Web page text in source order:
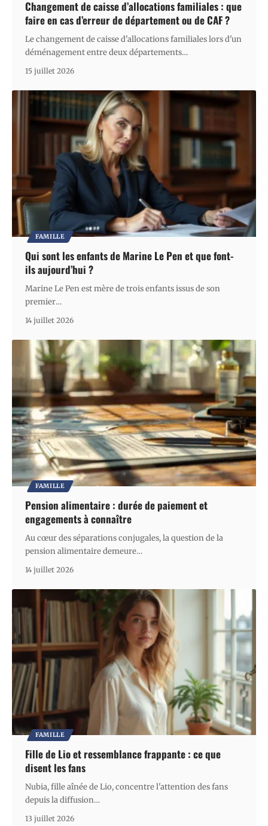
Changement de caisse d’allocations familiales : que
faire en cas d’erreur de département ou de CAF ?
Le changement de caisse d'allocations familiales lors d'un
déménagement entre deux départements…
15 juillet 2026
FAMILLE
Qui sont les enfants de Marine Le Pen et que font-
ils aujourd’hui ?
Marine Le Pen est mère de trois enfants issus de son
premier…
14 juillet 2026
FAMILLE
Pension alimentaire : durée de paiement et
engagements à connaître
Au cœur des séparations conjugales, la question de la
pension alimentaire demeure…
14 juillet 2026
FAMILLE
Fille de Lio et ressemblance frappante : ce que
disent les fans
Nubia, fille aînée de Lio, concentre l'attention des fans
depuis la diffusion…
13 juillet 2026